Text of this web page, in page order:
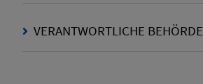
VERANTWORTLICHE BEHÖRDE